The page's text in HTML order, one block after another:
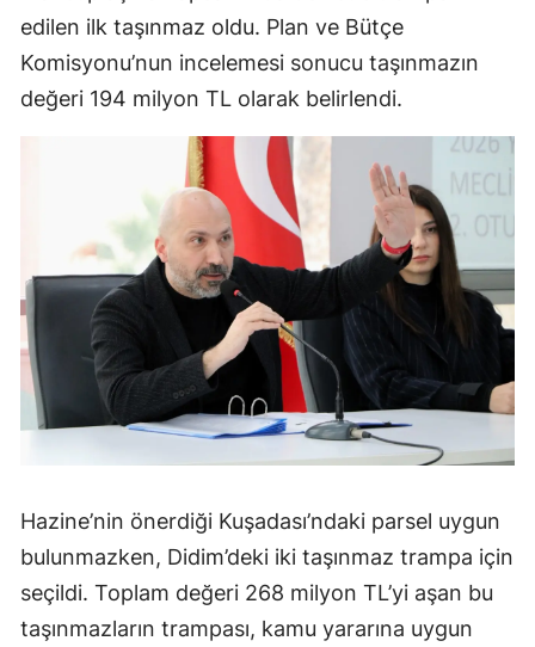
edilen ilk taşınmaz oldu. Plan ve Bütçe
Komisyonu’nun incelemesi sonucu taşınmazın
değeri 194 milyon TL olarak belirlendi.
Hazine’nin önerdiği Kuşadası’ndaki parsel uygun
bulunmazken, Didim’deki iki taşınmaz trampa için
seçildi. Toplam değeri 268 milyon TL’yi aşan bu
taşınmazların trampası, kamu yararına uygun